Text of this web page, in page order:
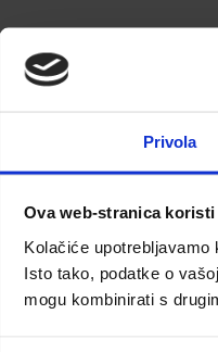
Privola
Ova web-stranica
Kolačiće
Isto tako, podatke o
mogu kombinirati s